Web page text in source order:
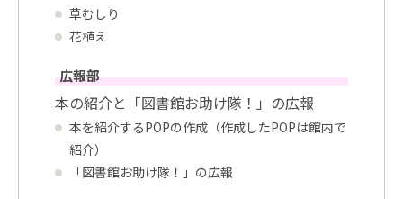
草むしり
花植え
広報部
本の紹介と「図書館お助け隊！」の広報
本を紹介するPOPの作成（作成したPOPは館内で
紹介）
「図書館お助け隊！」の広報